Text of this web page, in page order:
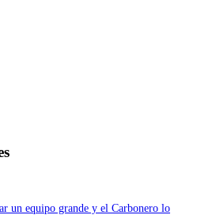
un equipo grande y el Carbonero lo